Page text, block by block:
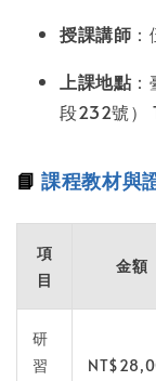
授課講師
上課地點
段232號）
📘 課程教材與
項
目
金額
研
習